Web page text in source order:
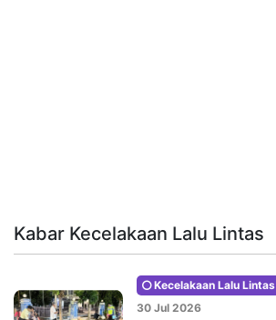
Kabar Kecelakaan Lalu Lintas
Kecelakaan Lalu Lintas
30 Jul 2026